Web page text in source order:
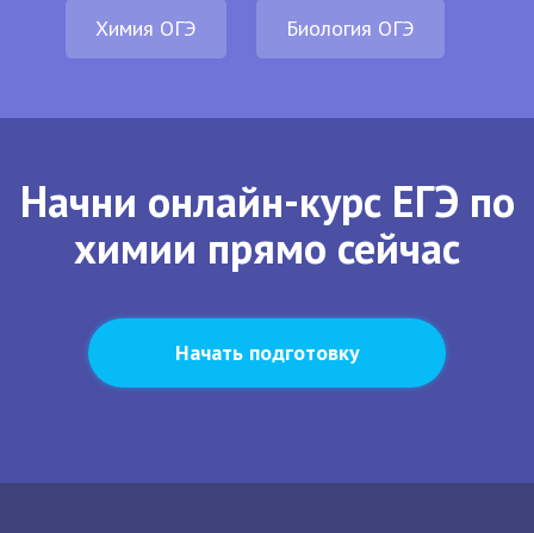
Химия ОГЭ Биология ОГЭ
Начни онлайн-курс ЕГЭ по
химии прямо сейчас
Начать подготовку